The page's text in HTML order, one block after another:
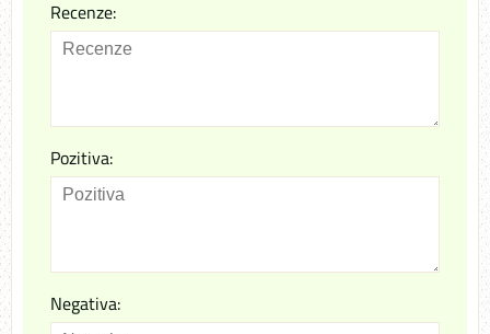
Recenze:
Pozitiva:
Negativa: